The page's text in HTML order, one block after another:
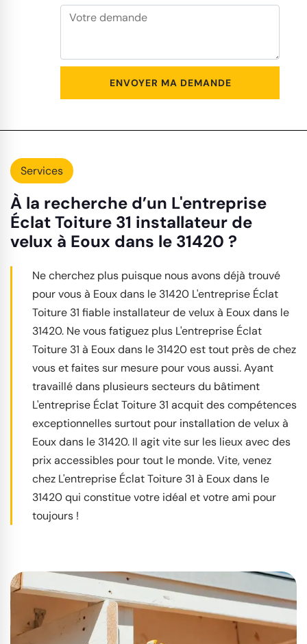
Services
À la recherche d’un L'entreprise
Éclat Toiture 31 installateur de
velux à Eoux dans le 31420 ?
Ne cherchez plus puisque nous avons déjà trouvé
pour vous à Eoux dans le 31420 L'entreprise Éclat
Toiture 31 fiable installateur de velux à Eoux dans le
31420. Ne vous fatiguez plus L'entreprise Éclat
Toiture 31 à Eoux dans le 31420 est tout près de chez
vous et faites sur mesure pour vous aussi. Ayant
travaillé dans plusieurs secteurs du bâtiment
L'entreprise Éclat Toiture 31 acquit des compétences
exceptionnelles surtout pour installation de velux à
Eoux dans le 31420. Il agit vite sur les lieux avec des
prix accessibles pour tout le monde. Vite, venez
chez L'entreprise Éclat Toiture 31 à Eoux dans le
31420 qui constitue votre idéal et votre ami pour
toujours !